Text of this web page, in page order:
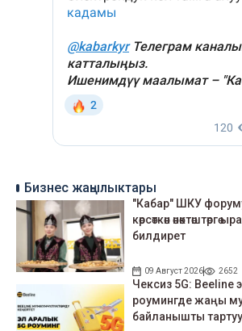
Бизнес жаңылыктары
"Кабар" ШКУ
көрсөткөн
билдирет
09 Август 2026 2652
Чексиз 5G: Beeline
роумингде жаңы
байланышты